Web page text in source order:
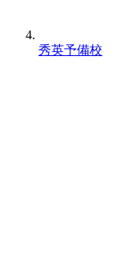
秀英予備校